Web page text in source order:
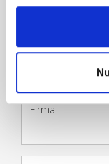
Jetzt
stap­ler
Firma